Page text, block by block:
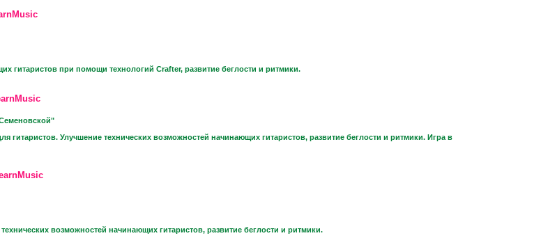
гитаристов при помощи технологий Crafter, развитие беглости и ритмики.
гитаристов. Улучшение технических возможностей начинающих гитаристов, развитие беглости и ритмики. Игра в
возможностей начинающих гитаристов, развитие беглости и ритмики.